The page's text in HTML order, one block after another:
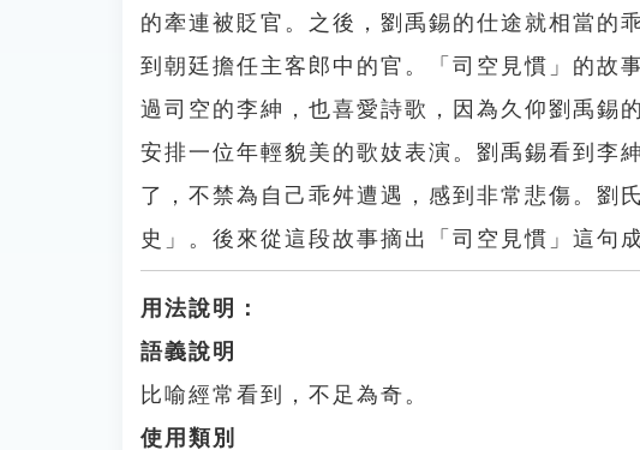
的牽連被貶官。之後，劉禹錫的仕途就相當的
到朝廷擔任主客郎中的官。「司空見慣」的故
過司空的李紳，也喜愛詩歌，因為久仰劉禹錫
安排一位年輕貌美的歌妓表演。劉禹錫看到李
了，不禁為自己乖舛遭遇，感到非常悲傷。劉
史」。後來從這段故事摘出「司空見慣」這句
用法說明：
語義說明
比喻經常看到，不足為奇。
使用類別